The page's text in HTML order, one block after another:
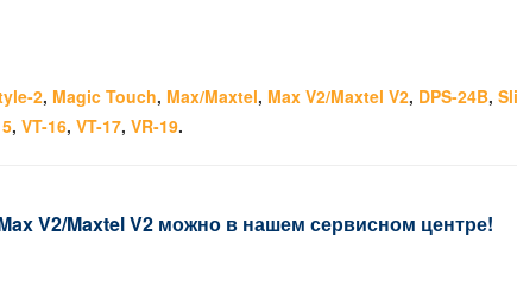
2, Magic Touch, Max/Maxtel, Max V2/Maxtel V2, DPS-24B,
, VT-16, VT-17, VR-19.
V2/Maxtel V2 можно в нашем сервисном центре!